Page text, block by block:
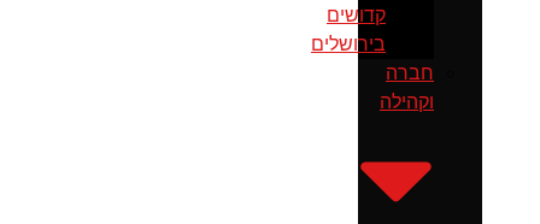
קדושים
בירושלים
חברה
וקהילה